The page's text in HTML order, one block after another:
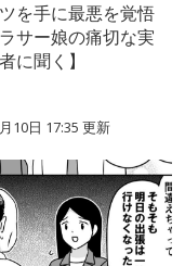
を手に最悪を覚悟
サー娘の痛切な実
に聞く】
10日 17:35 更新